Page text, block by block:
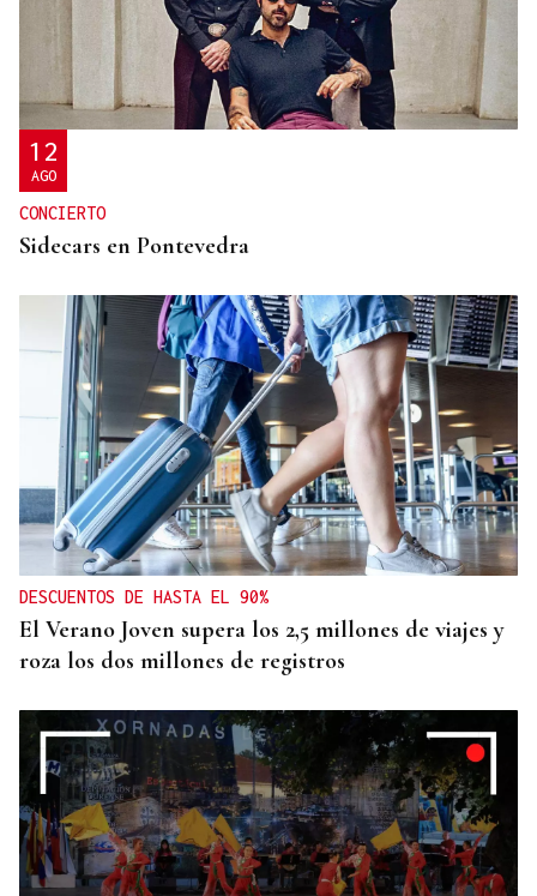
SEMIFINAL IDA
La Supercopa Galicia es el primer gran reto del
Auriense
12
AGO
CONCIERTO
Sidecars en Pontevedra
DESCUENTOS DE HASTA EL 90%
El Verano Joven supera los 2,5 millones de viajes y
roza los dos millones de registros